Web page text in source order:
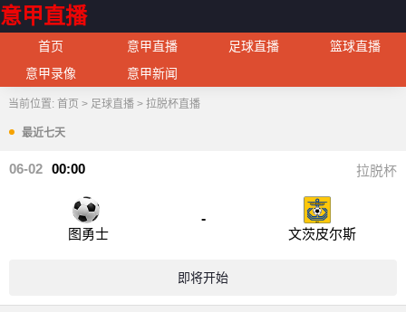
意甲直播
首页 意甲直播 足球直播
篮球直播
意甲录像
意甲新闻
当前位置: 首页 > 足球直播> 拉脱杯直播
最近七天
00:00
06-02 拉脱杯
图勇士
-
文茨皮尔斯
即将开始